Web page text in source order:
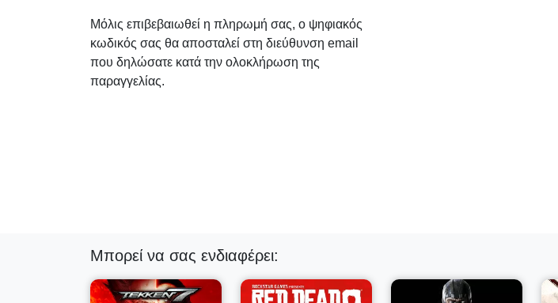
Μόλις επιβεβαιωθεί η πληρωμή σας, ο ψηφιακός
κωδικός σας θα αποσταλεί στη διεύθυνση email
που δηλώσατε κατά την ολοκλήρωση της
παραγγελίας.
Μπορεί να σας ενδιαφέρει: